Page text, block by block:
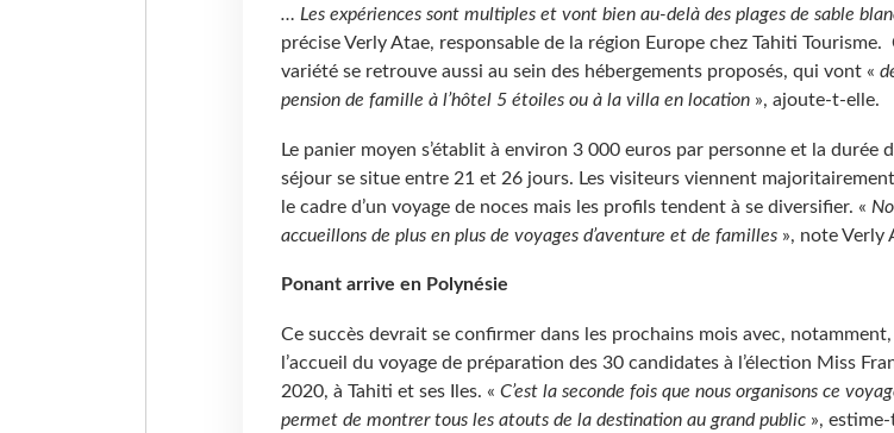
… Les expériences sont multiples et vont bien au-delà des plages de sable
précise Verly Atae, responsable de la région Europe chez Tahiti Tourisme.
variété se retrouve aussi au sein des hébergements proposés, qui vont «
pension de famille à l’hôtel 5 étoiles ou à la villa en location», ajoute-t-elle.
Le panier moyen s’établit à environ 3 000 euros par personne et la durée
séjour se situe entre 21 et 26 jours. Les visiteurs viennent
le cadre d’un voyage de noces mais les profils tendent à se diversifier. «
accueillons de plus en plus de voyages d’aventure et de familles», note Verly
Ponant arrive en Polynésie
Ce succès devrait se confirmer dans les prochains mois avec, notamment,
l’accueil du voyage de préparation des 30 candidates à l’élection Miss
2020, à Tahiti et ses Iles. « C’est la seconde fois que nous organisons ce
permet de montrer tous les atouts de la destination au grand public», estime-